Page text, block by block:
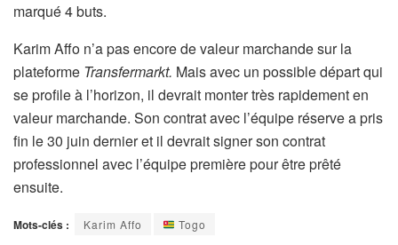
marqué 4 buts.
Karim Affo n’a pas encore de valeur marchande sur la
plateforme Transfermarkt. Mais avec un possible départ qui
se profile à l’horizon, il devrait monter très rapidement en
valeur marchande. Son contrat avec l’équipe réserve a pris
fin le 30 juin dernier et il devrait signer son contrat
professionnel avec l’équipe première pour être prêté
ensuite.
Mots-clés : Karim Affo Togo